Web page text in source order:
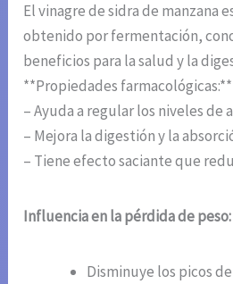
El vinagre de sidra de manzana
obtenido por fermentación,
beneficios para la salud y la
**Propiedades farmacológicas:**
– Ayuda a regular los niveles de
– Mejora la digestión y la
– Tiene efecto saciante que
Influencia en la pérdida de peso:
Disminuye los picos